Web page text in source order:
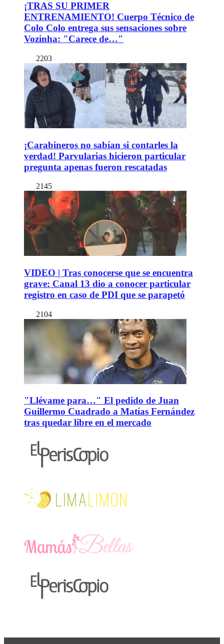
¡TRAS SU PRIMER
ENTRENAMIENTO! Cuerpo Técnico de
Colo Colo entrega sus sensaciones sobre
Vozinha: "Carece de…"
2203
¡Carabineros no sabían si contarles la
verdad! Parvularias hicieron particular
pregunta apenas fueron rescatadas
2145
VIDEO | Tras conocerse que se encuentra
grave: Canal 13 dio a conocer particular
registro en caso de PDI que se parapetó
2104
"Llévame para…" El pedido de Juan
Guillermo Cuadrado a Matías Fernández
tras quedar libre en el mercado